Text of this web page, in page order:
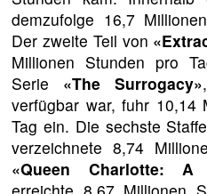
demzufolge 16,7
Der zweite Teil von
Millionen Stunden pro
Serie «The Surrogacy»
verfügbar war, fuhr 10,14
Tag ein. Die sechste
verzeichnete 8,74
«Queen Charlotte: A